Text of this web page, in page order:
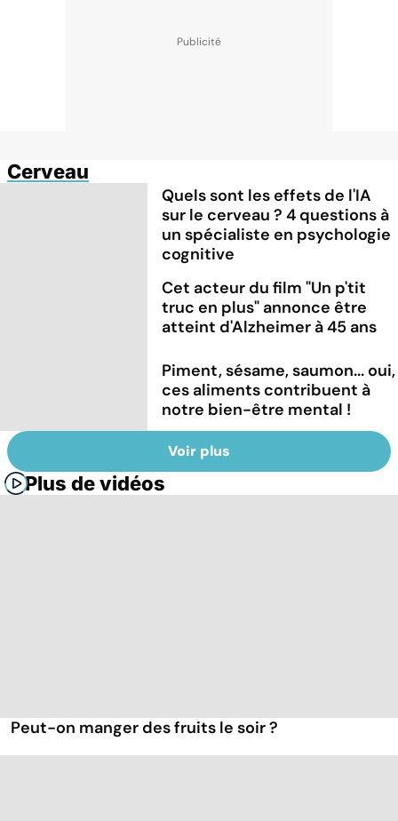
Cerveau
Quels sont les effets de l'IA
sur le cerveau ? 4 questions à
un spécialiste en psychologie
cognitive
Cet acteur du film "Un p'tit
truc en plus" annonce être
atteint d'Alzheimer à 45 ans
Piment, sésame, saumon... oui,
ces aliments contribuent à
notre bien-être mental !
Voir plus
Plus de vidéos
Peut-on manger des fruits le soir ?